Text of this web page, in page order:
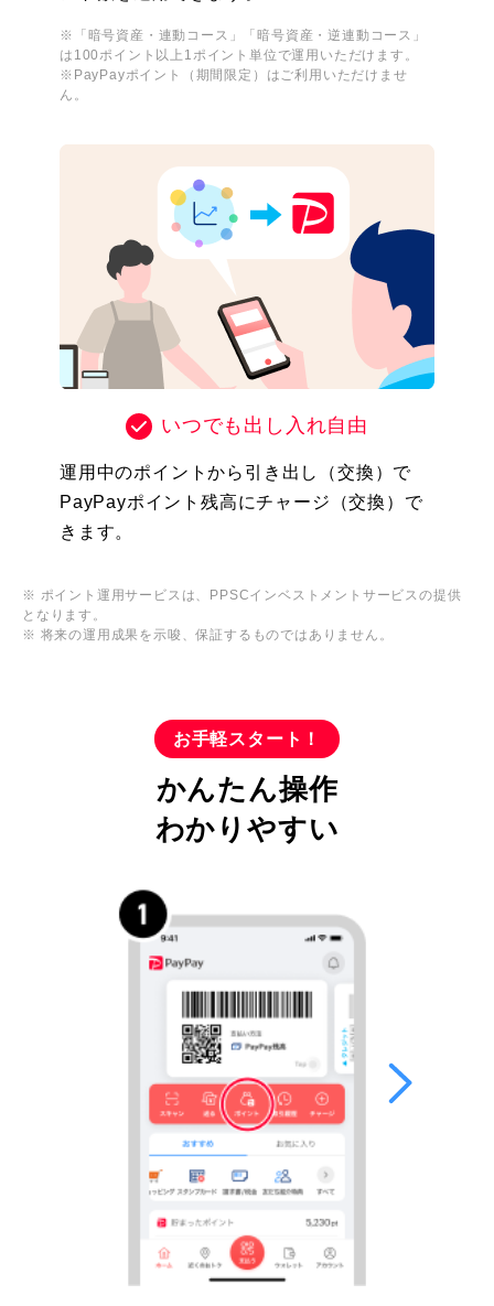
※「暗号資産・連動コース」「暗号資産・逆連動コース」
は100ポイント以上1ポイント単位で運用いただけます。
※PayPayポイント（期間限定）はご利用いただけませ
ん。
いつでも出し入れ自由
運用中のポイントから引き出し（交換）で
PayPayポイント残高にチャージ（交換）で
きます。
※ ポイント運用サービスは、PPSCインベストメントサービスの提供
となります。
※ 将来の運用成果を示唆、保証するものではありません。
お手軽スタート！
かんたん操作
わかりやすい